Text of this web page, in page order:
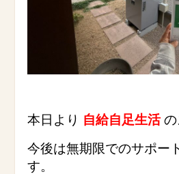
本日より 自給自足生活
今後は無期限でのサポー
す。